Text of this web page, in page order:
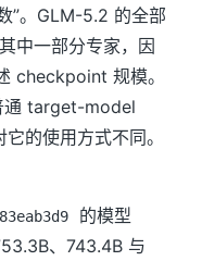
”。GLM-5.2 的全部
中一部分专家，因
checkpoint 规模。
通 target-model
的使用方式不同。
的模型
、743.4B 与